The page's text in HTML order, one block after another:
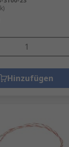
Hinzufügen